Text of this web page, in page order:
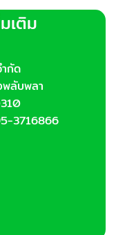
เติม
กัด
ลับพลา
3716866